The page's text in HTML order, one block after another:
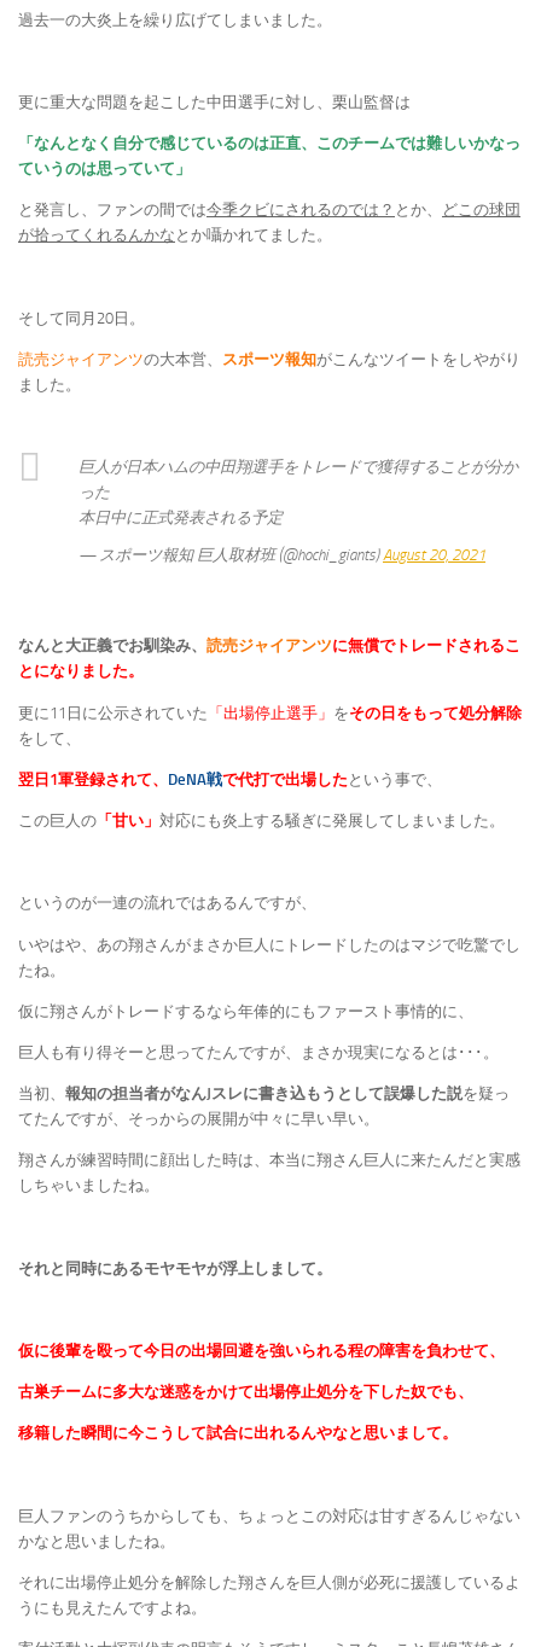
過去一の大炎上を繰り広げてしまいました。
更に重大な問題を起こした中田選手に対し、栗山監督は
「なんとなく自分で感じているのは正直、このチームでは難しいかなっ
ていうのは思っていて」
と発言し、ファンの間では今季クビにされるのでは？ とか、
どこの球団
が拾ってくれるんかな とか囁かれてました。
そして同月20日。
読売ジャイアンツの大本営、 スポーツ報知がこんなツイートをしやがり
ました。
巨人が日本ハムの中田翔選手をトレードで獲得することが分か
った
本日中に正式発表される予定
— スポーツ報知 巨人取材班 (@hochi_giants)August 20, 2021
なんと大正義でお馴染み、 読売ジャイアンツに無償でトレードされるこ
とになりました。
更に11日に公示されていた 「出場停止選手」 をその日をもって処分解除
をして、
翌日1軍登録されて、 DeNA戦で代打で出場した という事で、
この巨人の 「甘い」 対応にも炎上する騒ぎに発展してしまいました。
というのが一連の流れではあるんですが、
いやはや、あの翔さんがまさか巨人にトレードしたのはマジで吃驚でし
たね。
仮に翔さんがトレードするなら年俸的にもファースト事情的に、
巨人も有り得そーと思ってたんですが、まさか現実になるとは･･･。
当初、 報知の担当者がなんJスレに書き込もうとして誤爆した説を疑っ
てたんですが、そっからの展開が中々に早い早い。
翔さんが練習時間に顔出した時は、本当に翔さん巨人に来たんだと実感
しちゃいましたね。
それと同時にあるモヤモヤが浮上しまして。
仮に後輩を殴って今日の出場回避を強いられる程の障害を負わせて、
古巣チームに多大な迷惑をかけて出場停止処分を下した奴でも、
移籍した瞬間に今こうして試合に出れるんやなと思いまして。
巨人ファンのうちからしても、ちょっとこの対応は甘すぎるんじゃない
かなと思いましたね。
それに出場停止処分を解除した翔さんを巨人側が必死に援護しているよ
うにも見えたんですよね。